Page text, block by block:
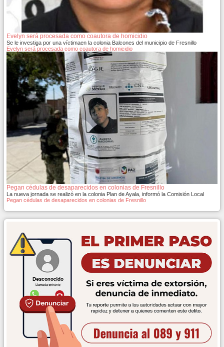
Evelyn será procesada como coautora de homicidio
Se le investiga por una víctimaen la colonia Balcones del municipio de Fresnillo
Evelyn será procesada como coautora de homicidio
Pegan cédulas de desaparecidos en colonias de Fresnillo
La nueva jornada se realizó en la colonia Plan de Ayala, informó la Comisión Local
Pegan cédulas de desaparecidos en colonias de Fresnillo